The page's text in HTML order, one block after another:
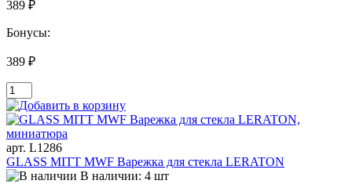
389 ₽
Бонусы:
389 ₽
арт. L1286
GLASS MITT MWF Варежка для стекла LERATON
В наличии: 4 шт